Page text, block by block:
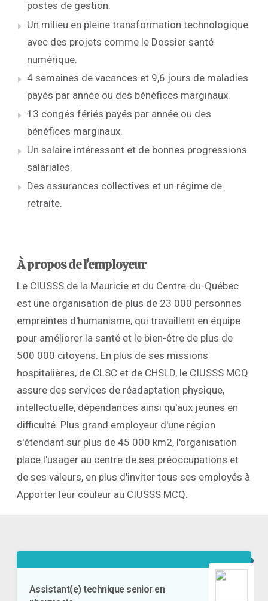
postes de gestion.
Un milieu en pleine transformation technologique
avec des projets comme le Dossier santé
numérique.
4 semaines de vacances et 9,6 jours de maladies
payés par année ou des bénéfices marginaux.
13 congés fériés payés par année ou des
bénéfices marginaux.
Un salaire intéressant et de bonnes progressions
salariales.
Des assurances collectives et un régime de
retraite.
À propos de l'employeur
Le CIUSSS de la Mauricie et du Centre-du-Québec
est une organisation de plus de 23 000 personnes
empreintes d'humanisme, qui travaillent en équipe
pour améliorer la santé et le bien-être de plus de
500 000 citoyens. En plus de ses missions
hospitalières, de CLSC et de CHSLD, le CIUSSS MCQ
assure des services de réadaptation physique,
intellectuelle, dépendances ainsi qu'aux jeunes en
difficulté. Plus grand employeur d'une région
s'étendant sur plus de 45 000 km2, l'organisation
place l'usager au centre de ses préoccupations et
de ses valeurs, en plus d'inviter tous ses employés à
Apporter leur couleur au CIUSSS MCQ.
Assistant(e) technique senior en